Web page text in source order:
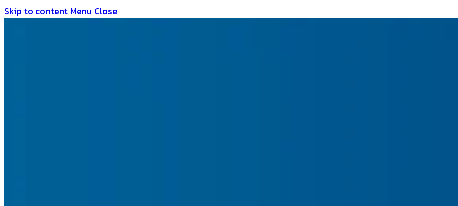
Skip to contentMenu Close